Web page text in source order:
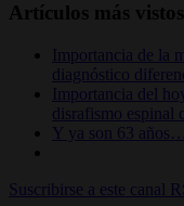
Artículos más vistos
Importancia de la
diagnóstico
Importancia del
disrafismo espinal
Y ya son 63 años…
Suscribirse a este canal